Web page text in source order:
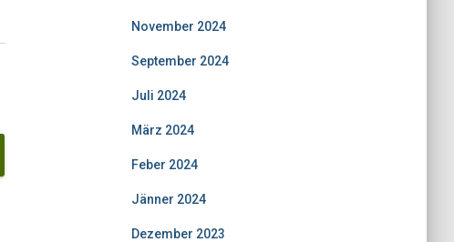
November 2024
September 2024
Juli 2024
März 2024
Feber 2024
Jänner 2024
Dezember 2023